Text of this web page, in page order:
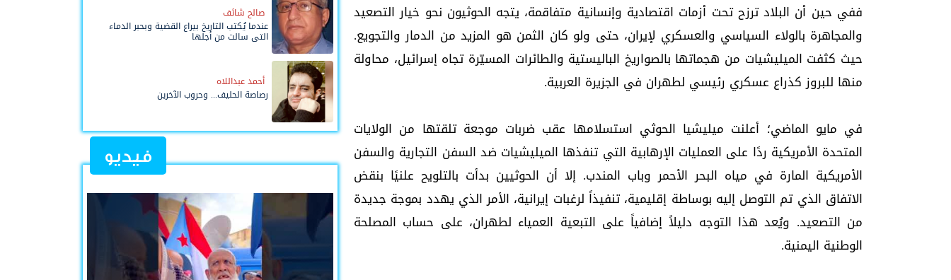
ففي حين أن البلاد ترزح تحت أزمات اقتصادية وإنسانية متفاقمة، يتجه الحوثيون نحو خيار التصعيد
والمجاهرة بالولاء السياسي والعسكري لإيران، حتى ولو كان الثمن هو المزيد من الدمار والتجويع.
حيث كثفت الميليشيات من هجماتها بالصواريخ الباليستية والطائرات المسيّرة تجاه إسرائيل، محاولة
منها للبروز كذراع عسكري رئيسي لطهران في الجزيرة العربية.
في مايو الماضي؛ أعلنت ميليشيا الحوثي استسلامها عقب ضربات موجعة تلقتها من الولايات
المتحدة الأمريكية ردًا على العمليات الإرهابية التي تنفذها الميليشيات ضد السفن التجارية والسفن
الأمريكية المارة في مياه البحر الأحمر وباب المندب. إلا أن الحوثيين بدأت بالتلويح علنيًا بنقض
الاتفاق الذي تم التوصل إليه بوساطة إقليمية، تنفيذاً لرغبات إيرانية، الأمر الذي يهدد بموجة جديدة
من التصعيد. ويُعد هذا التوجه دليلاً إضافياً على التبعية العمياء لطهران، على حساب المصلحة
الوطنية اليمنية.
صالح شائف
عندما يُكتب التاريخ بيراع القضية وبحبر الدماء
التي سالت من أجلها
أحمد عبداللاه
رصاصة الحليف... وحروب الآخرين
فيديو